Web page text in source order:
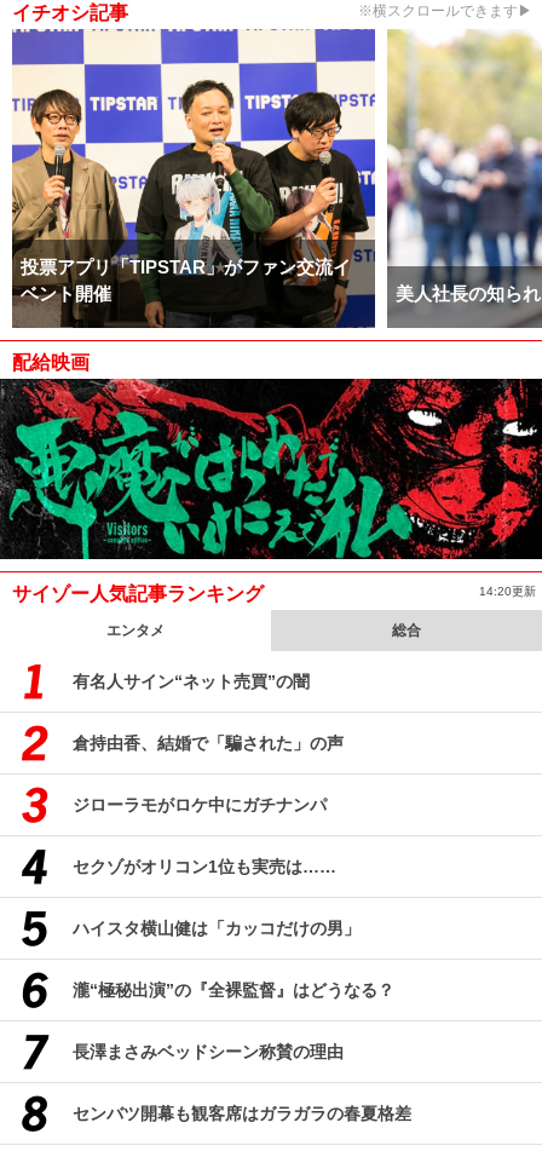
イチオシ記事 ※横スクロールできます▶
投票アプリ「TIPSTAR」がファン交流イ
ベント開催
美人社長の知ら
配給映画
サイゾー人気記事ランキング 14:20更新
エンタメ 総合
有名人サイン“ネット売買”の闇
倉持由香、結婚で「騙された」の声
ジローラモがロケ中にガチナンパ
セクゾがオリコン1位も実売は……
ハイスタ横山健は「カッコだけの男」
瀧“極秘出演”の『全裸監督』はどうなる？
長澤まさみベッドシーン称賛の理由
センバツ開幕も観客席はガラガラの春夏格差